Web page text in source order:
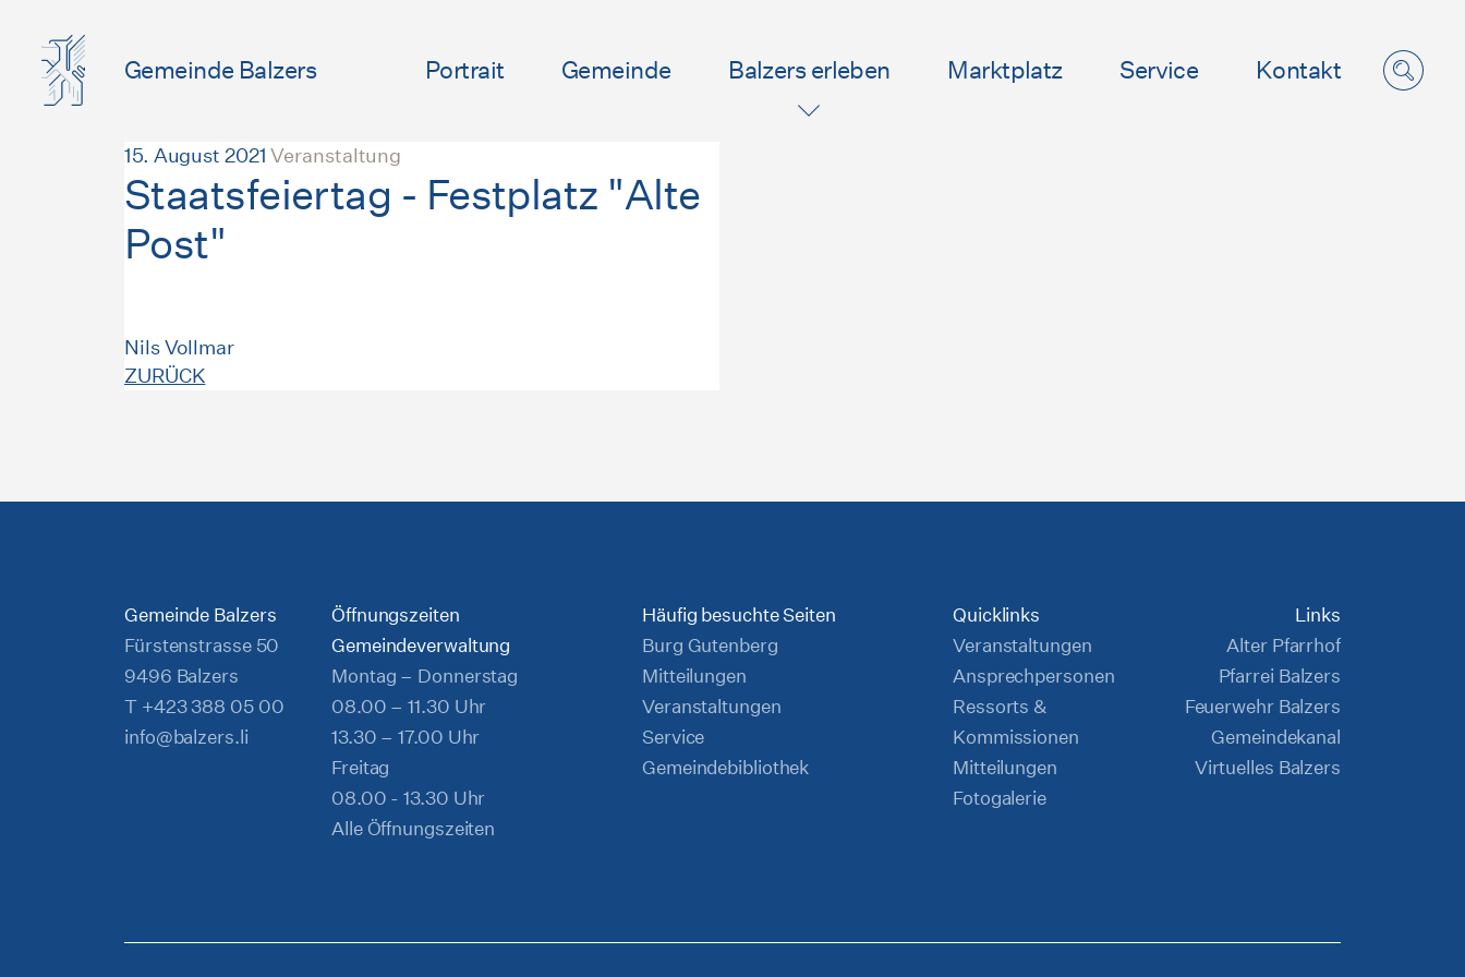
Gemeinde Balzers Portrait Gemeinde Balzers erleben Marktplatz Service Kontakt
15. August 2021 Veranstaltung
Staatsfeiertag - Festplatz "Alte
Post"
Nils Vollmar
ZURÜCK
Gemeinde Balzers
Fürstenstrasse 50
9496 Balzers
T +423 388 05 00
info@balzers.li
Öffnungszeiten
Gemeindeverwaltung
Montag – Donnerstag
08.00 – 11.30 Uhr
13.30 – 17.00 Uhr
Freitag
08.00 - 13.30 Uhr
Alle Öffnungszeiten
Häufig besuchte Seiten
Burg Gutenberg
Mitteilungen
Veranstaltungen
Service
Gemeindebibliothek
Quicklinks
Veranstaltungen
Ansprechpersonen
Ressorts &
Kommissionen
Mitteilungen
Fotogalerie
Links
Alter Pfarrhof
Pfarrei Balzers
Feuerwehr Balzers
Gemeindekanal
Virtuelles Balzers